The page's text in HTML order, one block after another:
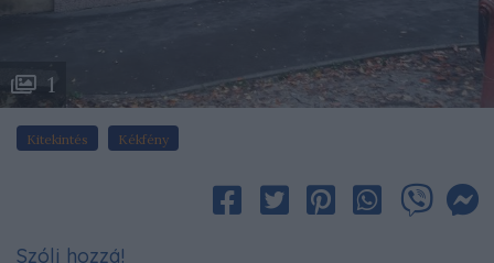
1
Kitekintés Kékfény
Szólj hozzá!